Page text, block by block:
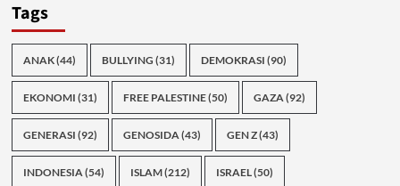
Tags
ANAK(44) BULLYING (31) DEMOKRASI (90)
EKONOMI (31) FREE PALESTINE(50) GAZA(92)
GENERASI (92) GENOSIDA(43) GEN Z(43)
INDONESIA(54) ISLAM(212) ISRAEL(50)